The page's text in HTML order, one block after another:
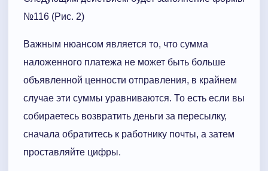
№116 (Рис. 2)
Важным нюансом является то, что сумма
наложенного платежа не может быть больше
объявленной ценности отправления, в крайнем
случае эти суммы уравниваются. То есть если вы
собираетесь возвратить деньги за пересылку,
сначала обратитесь к работнику почты, а затем
проставляйте цифры.